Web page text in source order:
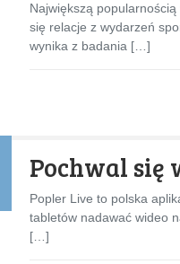
Największą
się relacje z wydarzeń
wynika z badania […]
Pochwal się
Popler Live to polska
tabletów nadawać wideo
[…]